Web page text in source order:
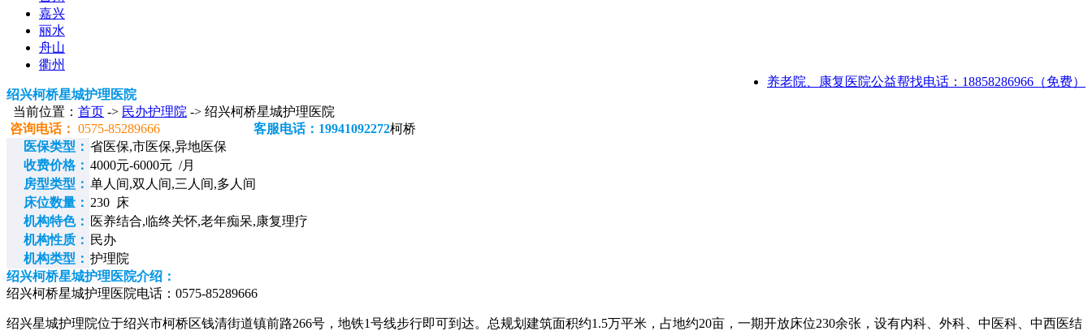
嘉兴
丽水
舟山
衢州
养老院、康复医院公益帮找电话：18858286966（免费）
绍兴柯桥星城护理医院
当前位置： 首页 -> 民办护理院 -> 绍兴柯桥星城护理医院
咨询电话： 0575-85289666 客服电话：19941092272柯桥
医保类型： 省医保,市医保,异地医保
收费价格： 4000元-6000元 /月
房型类型： 单人间,双人间,三人间,多人间
床位数量： 230 床
机构特色： 医养结合,临终关怀,老年痴呆,康复理疗
机构性质： 民办
机构类型： 护理院
绍兴柯桥星城护理医院介绍：
绍兴柯桥星城护理医院电话：0575-85289666
绍兴星城护理院位于绍兴市柯桥区钱清街道镇前路266号，地铁1号线步行即可到达。总规划建筑面积约1.5万平米，占地约20亩，一期开放床位230余张，设有内科、外科、中医科、中西医结